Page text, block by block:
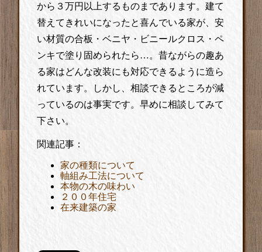
から３万円以上するものまであります。建て
替えてきれいになったと喜んでいる家が、安
い材質の合板・ベニヤ・ビニールクロス・ペ
ンキで塗り固められたら…。昔ながらの趣あ
る家はどんな改装にも対応できるように造ら
れています。しかし、相談できるところが減
っているのは事実です。早めに相談してみて
下さい。
関連記事：
家の種類について
軸組み工法について
本物の木の味わい
２００年住宅
在来建築の家